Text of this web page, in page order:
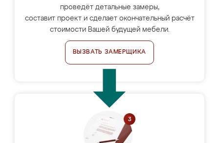
проведёт детальные замеры,
составит проект и сделает окончательный расчёт
стоимости Вашей будущей мебели.
ВЫЗВАТЬ ЗАМЕРЩИКА